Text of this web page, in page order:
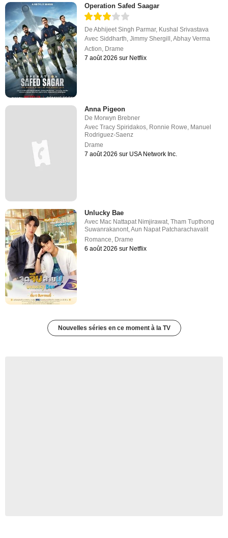
Operation Safed Saagar
DeAbhijeet Singh Parmar, Kushal Srivastava
AvecSiddharth,Jimmy Shergill ,Abhay Verma
Action, Drame
7 août 2026 sur Netflix
Anna Pigeon
De Morwyn Brebner
AvecTracy Spiridakos, Ronnie Rowe, Manuel
Rodriguez-Saenz
Drame
7 août 2026 sur USA Network Inc.
Unlucky Bae
Avec Mac Nattapat Nimjirawat ,Tham Tupthong
Suwanrakanont ,Aun Napat Patcharachavalit
Romance Drame
6 août 2026 sur Netflix
Nouvelles séries en ce moment à la TV